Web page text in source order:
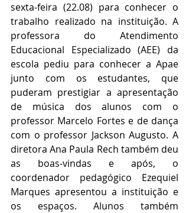
sexta-feira (22.08) para conhecer o
trabalho realizado na instituição. A
professora do Atendimento
Educacional Especializado (AEE) da
escola pediu para conhecer a Apae
junto com os estudantes, que
puderam prestigiar a apresentação
de música dos alunos com o
professor Marcelo Fortes e de dança
com o professor Jackson Augusto. A
diretora Ana Paula Rech também deu
as boas-vindas e após, o
coordenador pedagógico Ezequiel
Marques apresentou a instituição e
os espaços. Alunos também